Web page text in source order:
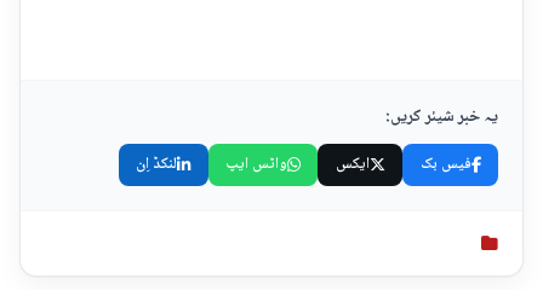
یہ خبر شیئر کریں:
فیس بک ایکس واٹس ایپ لنکڈ اِن